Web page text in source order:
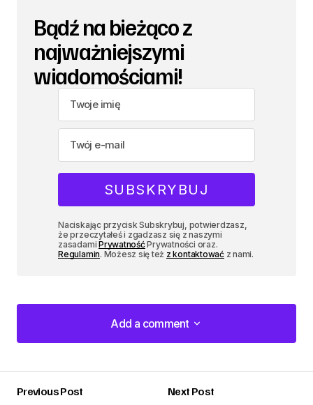
Bądź na bieżąco z
najważniejszymi
wiadomościami!
Naciskając przycisk Subskrybuj, potwierdzasz,
że przeczytałeś i zgadzasz się z naszymi
zasadamiPrywatnośćPrywatności oraz.
Regulamin. Możesz się też z kontaktowaćz nami.
Add a comment
Add a comment
Previous Post
Next Post